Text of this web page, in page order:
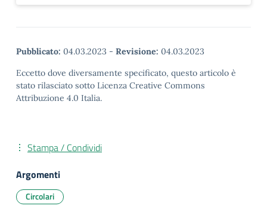
Pubblicato: 04.03.2023 - Revisione: 04.03.2023
Eccetto dove diversamente specificato, questo articolo è
stato rilasciato sotto Licenza Creative Commons
Attribuzione 4.0 Italia.
Stampa / Condividi
Argomenti
Circolari